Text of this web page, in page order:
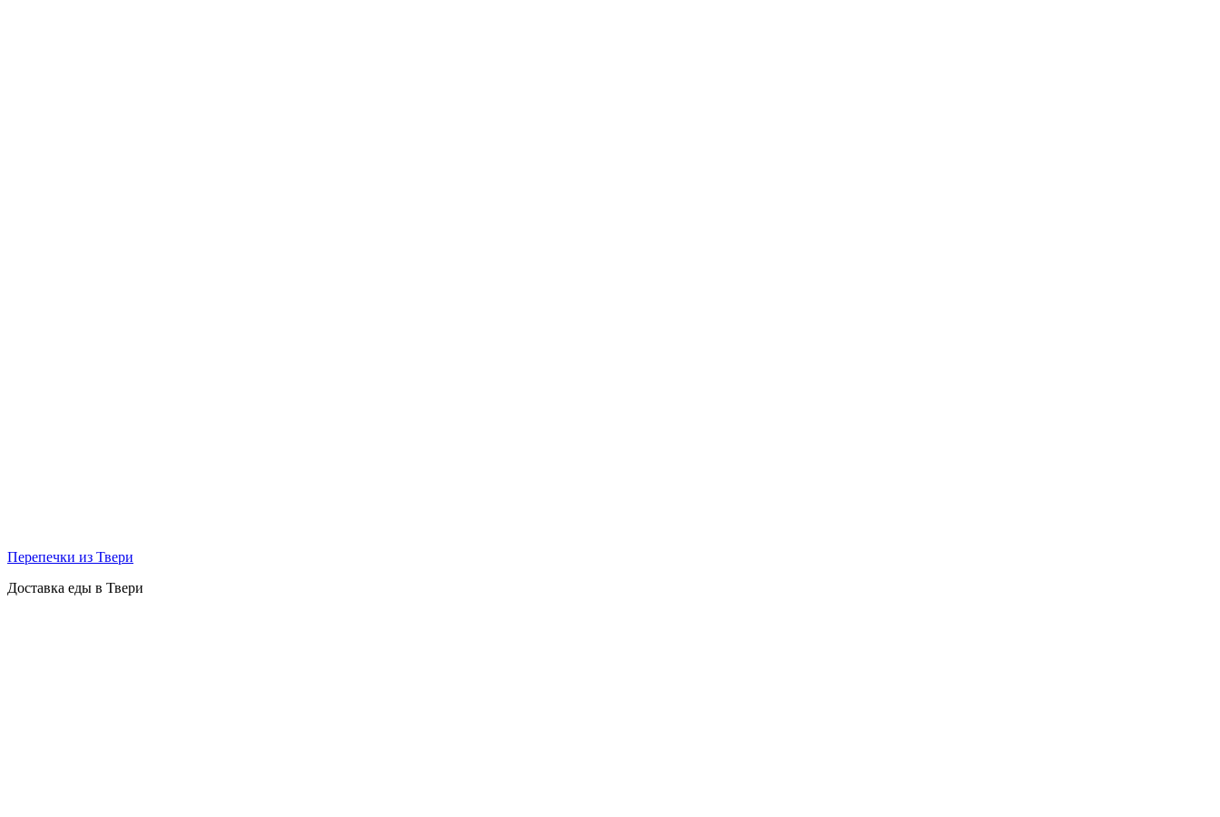
Перепечки из Твери
Доставка еды в Твери